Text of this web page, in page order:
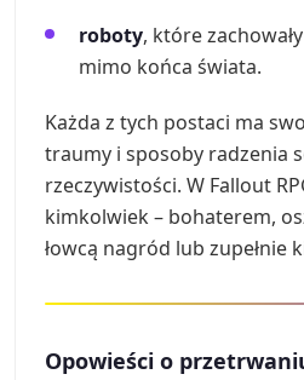
roboty, które
mimo końca świata.
Każda z tych postaci ma
traumy i sposoby radzenia
rzeczywistości. W Fallout
kimkolwiek – bohaterem,
łowcą nagród lub zupełnie
Opowieści o